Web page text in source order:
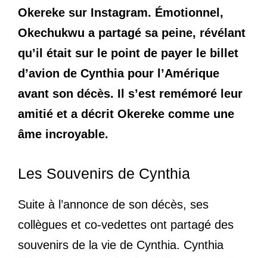
Okereke sur Instagram. Émotionnel,
Okechukwu a partagé sa peine, révélant
qu’il était sur le point de payer le billet
d’avion de Cynthia pour l’Amérique
avant son décès. Il s’est remémoré leur
amitié et a décrit Okereke comme une
âme incroyable.
Les Souvenirs de Cynthia
Suite à l’annonce de son décès, ses
collègues et co-vedettes ont partagé des
souvenirs de la vie de Cynthia. Cynthia